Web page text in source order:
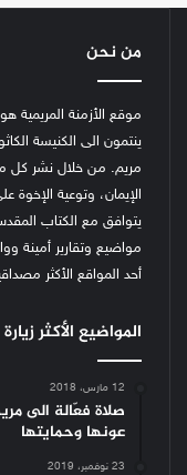
من نحن
موقع الأزمنة المريمية
ينتمون الى الكنيسة
مريم. من خلال نشر كل ما
الإيمان، وتوعية الإخوة
يتوافق مع الكتاب
مواضيع وتقارير أمينة
أحد المواقع الأكثر
المواضيع الأكثر زيارة
12 مارس، 2018
صلاة فعّالة الى
عونها وحمايتها
23 نوفمبر، 2019